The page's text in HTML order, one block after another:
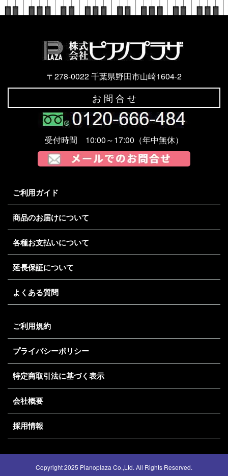
〒278-0022 千葉県野田市山崎1604-2
お 問 合 せ
受付時間 10:00～17:00（年中無休）
ご利用ガイド
商品のお届けについて
各種お支払いについて
延長保証について
よくある質問
ご利用規約
プライバシーポリシー
特定商取引法に基づく表示
会社概要
採用情報
Copyright 2025 Pianoplaza Co.,Ltd. All Rights Reserved.